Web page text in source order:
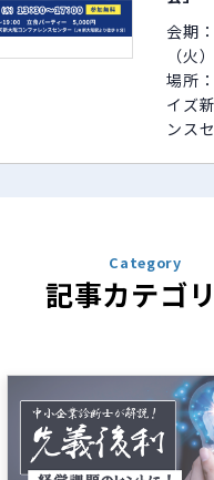
会期
（火
場所
イズ
ンス
記事カテゴ
Category